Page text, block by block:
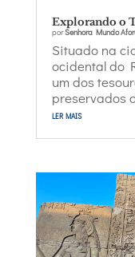
Explorando o
porSenhora Mundo
Situado na
ocidental do
um dos
preservados
ler mais